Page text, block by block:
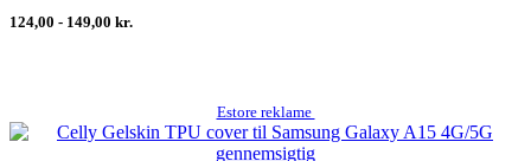
124,00 - 149,00 kr.
Estore reklame